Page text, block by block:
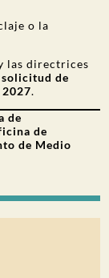
o la
las directrices
solicitud de
2027.
de
de
de Medio